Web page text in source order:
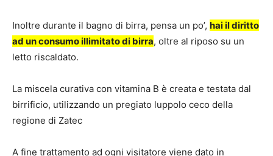
Inoltre durante il bagno di birra, pensa un po’, hai il diritto
ad un consumo illimitato di birra, oltre al riposo su un
letto riscaldato.
La miscela curativa con vitamina B è creata e testata dal
birrificio, utilizzando un pregiato luppolo ceco della
regione di Zatec
A fine trattamento ad ogni visitatore viene dato in